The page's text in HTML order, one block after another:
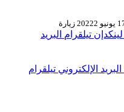
2 زيارة
لينكدإن تيلقرام البريد
البريد الإلكتروني تيلقرام